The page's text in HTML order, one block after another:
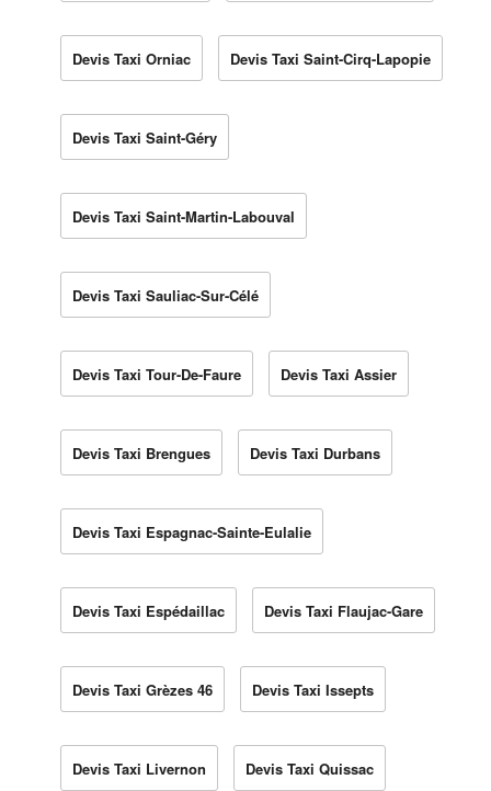
Devis Taxi Orniac Devis Taxi Saint-Cirq-Lapopie
Devis Taxi Saint-Géry
Devis Taxi Saint-Martin-Labouval
Devis Taxi Sauliac-Sur-Célé
Devis Taxi Tour-De-Faure Devis Taxi Assier
Devis Taxi Brengues Devis Taxi Durbans
Devis Taxi Espagnac-Sainte-Eulalie
Devis Taxi Espédaillac Devis Taxi Flaujac-Gare
Devis Taxi Grèzes 46 Devis Taxi Issepts
Devis Taxi Livernon Devis Taxi Quissac